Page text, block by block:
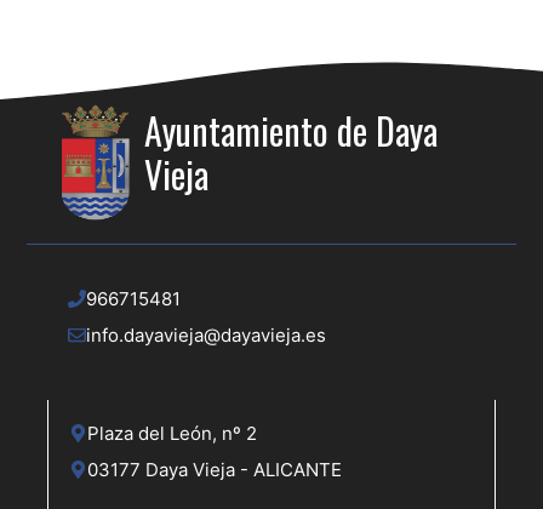
Ayuntamiento de Daya
Vieja
966715481
info.dayavieja@dayavieja.es
Plaza del León, nº 2
03177 Daya Vieja - ALICANTE